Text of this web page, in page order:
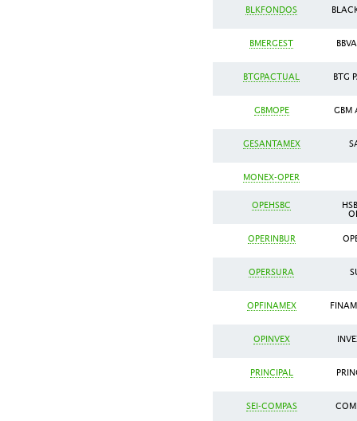
BLKFONDOS
BMERGEST
BTGPACTUAL BTG
GBMOPE GBM
GESANTAMEX
MONEX-OPER
OPEHSBC
OPERINBUR
OPERSURA
OPFINAMEX
OPINVEX
PRINCIPAL
SEI-COMPAS